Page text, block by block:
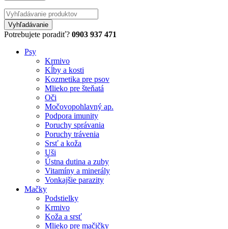
Potrebujete poradiť? 0903 937 471
Psy
Krmivo
Kĺby a kosti
Kozmetika pre psov
Mlieko pre šteňatá
Oči
Močovopohlavný ap.
Podpora imunity
Poruchy správania
Poruchy trávenia
Srsť a koža
Uši
Ústna dutina a zuby
Vitamíny a minerály
Vonkajšie parazity
Mačky
Podstielky
Krmivo
Koža a srsť
Mlieko pre mačičky